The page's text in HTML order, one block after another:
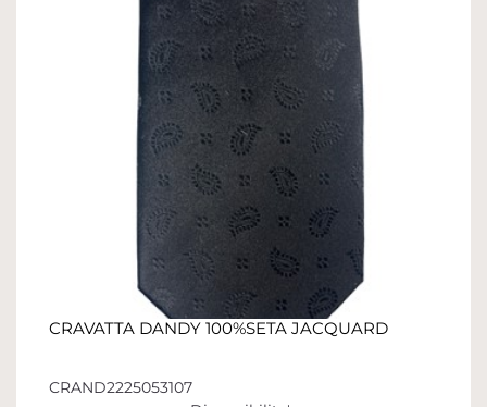
CRAVATTA DANDY 100%SETA JACQUARD
CRAND2225053107